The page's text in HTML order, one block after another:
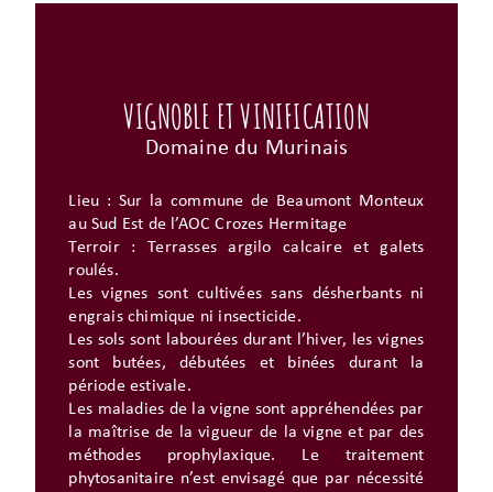
VIGNOBLE ET VINIFICATION
Domaine du Murinais
Lieu : Sur la commune de Beaumont Monteux
au Sud Est de l’AOC Crozes Hermitage
Terroir : Terrasses argilo calcaire et galets
roulés.
Les vignes sont cultivées sans désherbants ni
engrais chimique ni insecticide.
Les sols sont labourées durant l’hiver, les vignes
sont butées, débutées et binées durant la
période estivale.
Les maladies de la vigne sont appréhendées par
la maîtrise de la vigueur de la vigne et par des
méthodes prophylaxique. Le traitement
phytosanitaire n’est envisagé que par nécessité